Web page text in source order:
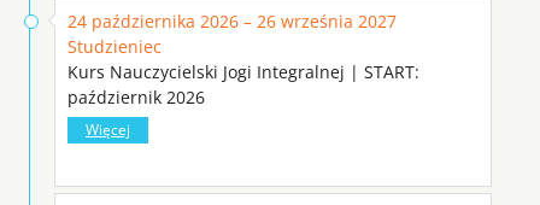
24 października 2026 – 26 września 2027
Studzieniec
Kurs Nauczycielski Jogi Integralnej | START:
październik 2026
Więcej